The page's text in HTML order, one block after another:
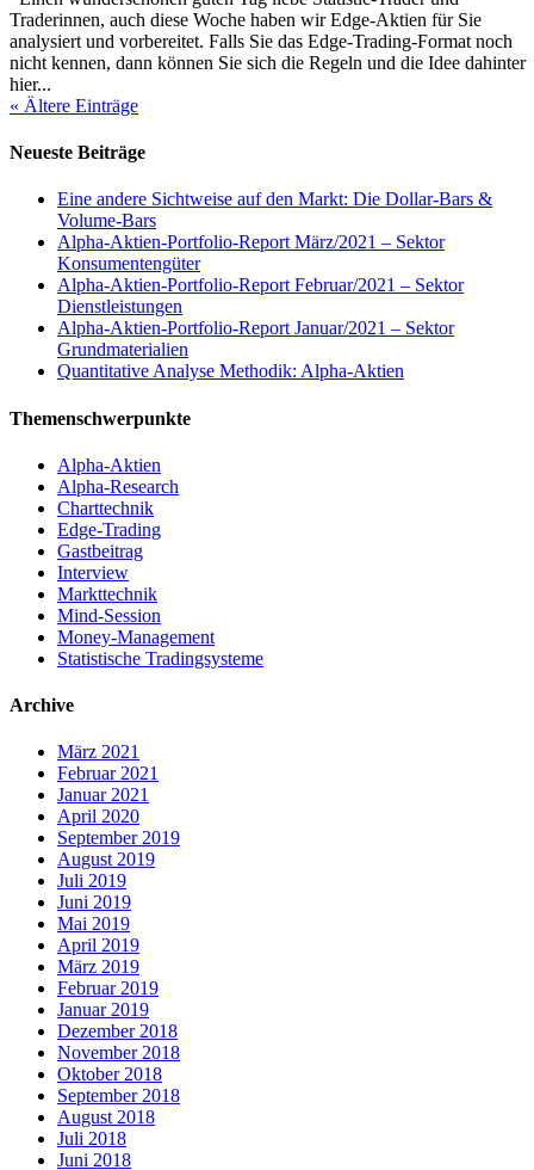
Traderinnen, auch diese Woche haben wir Edge-Aktien für Sie
analysiert und vorbereitet. Falls Sie das Edge-Trading-Format noch
nicht kennen, dann können Sie sich die Regeln und die Idee dahinter
hier...
« Ältere Einträge
Neueste Beiträge
Eine andere Sichtweise auf den Markt: Die Dollar-Bars &
Volume-Bars
Alpha-Aktien-Portfolio-Report März/2021 – Sektor
Konsumentengüter
Alpha-Aktien-Portfolio-Report Februar/2021 – Sektor
Dienstleistungen
Alpha-Aktien-Portfolio-Report Januar/2021 – Sektor
Grundmaterialien
Quantitative Analyse Methodik: Alpha-Aktien
Themenschwerpunkte
Alpha-Aktien
Alpha-Research
Charttechnik
Edge-Trading
Gastbeitrag
Interview
Markttechnik
Mind-Session
Money-Management
Statistische Tradingsysteme
Archive
März 2021
Februar 2021
Januar 2021
April 2020
September 2019
August 2019
Juli 2019
Juni 2019
Mai 2019
April 2019
März 2019
Februar 2019
Januar 2019
Dezember 2018
November 2018
Oktober 2018
September 2018
August 2018
Juli 2018
Juni 2018